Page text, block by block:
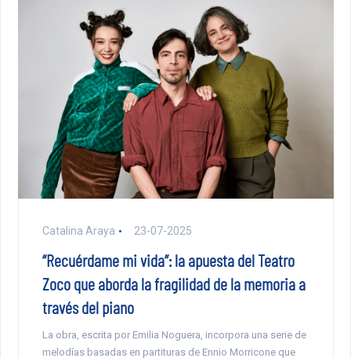
Catalina Araya 23-07-2025
“Recuérdame mi vida”: la apuesta del Teatro
Zoco que aborda la fragilidad de la memoria a
través del piano
La obra, escrita por Emilia Noguera, incorpora una serie de
melodías basadas en partituras de Ennio Morricone que